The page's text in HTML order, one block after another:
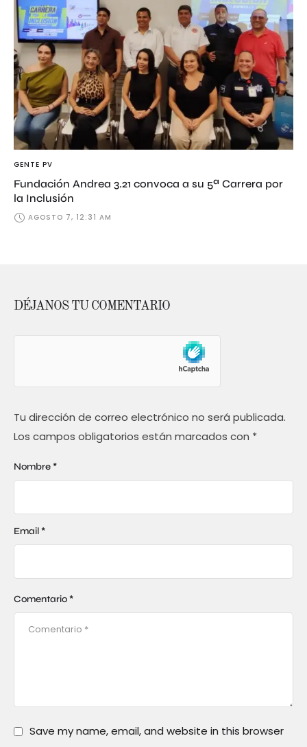
GENTE PV
Fundación Andrea 3.21 convoca a su 5ª Carrera por
la Inclusión
AGOSTO 7, 12:31 AM
DÉJANOS TU COMENTARIO
Tu dirección de correo electrónico no será publicada.
Los campos obligatorios están marcados con *
Comentario *
Nombre *
Email *
Save my name, email, and website in this browser